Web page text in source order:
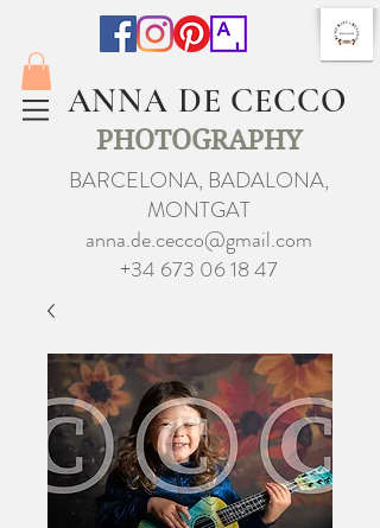
ANNA DE CECCO
PHOTOGRAPHY
BARCELONA, BADALONA,
MONTGAT
anna.de.cecco@gmail.com
+34 673 06 18 47